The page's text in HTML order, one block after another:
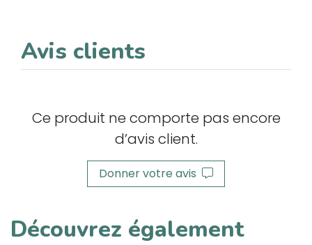
Avis clients
Ce produit ne comporte pas encore
d’avis client.
Donner votre avis
Découvrez également